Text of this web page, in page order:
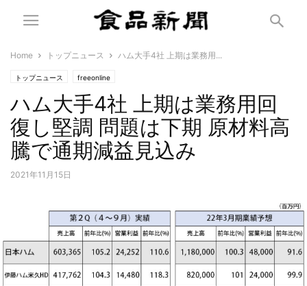
Home トップニュース ハム大手4社 上期は業務用...
トップニュース freeonline
ハム大手4社 上期は業務用回
復し堅調 問題は下期 原材料高
騰で通期減益見込み
2021年11月15日